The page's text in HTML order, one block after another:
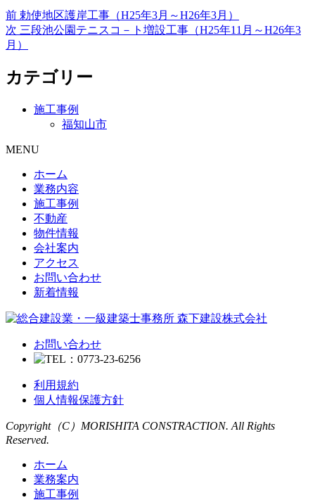
投
稿
ビ
シ
前 前
の
投
勅使地区護岸工事（H25年3月～H26年3月）
次 次
の
稿:
三段池公園テニスコ－ト増設工事（H25年11月～H26年3
月）
カテゴリー
施工事例
福知山市
MENU
ホーム
業務内容
施工事例
不動産
物件情報
会社案内
アクセス
お問い合わせ
新着情報
お問い合わせ
利用規約
個人情報保護方針
Copyright（C）MORISHITA CONSTRACTION. All Rights
Reserved.
ホーム
業務案内
施工事例